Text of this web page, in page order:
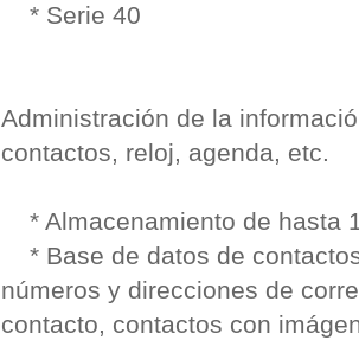
* Serie 40
Administración de la
contactos, reloj, agenda, etc.
* Almacenamiento de hasta
* Base de datos de
números y direcciones de
contacto, contactos con